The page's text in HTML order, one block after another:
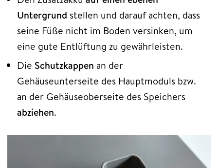
Untergrund stellen und darauf achten, dass
seine Füße nicht im Boden versinken, um
eine gute Entlüftung zu gewährleisten.
Die Schutzkappen an der
Gehäuseunterseite des Hauptmoduls bzw.
an der Gehäuseoberseite des Speichers
abziehen.